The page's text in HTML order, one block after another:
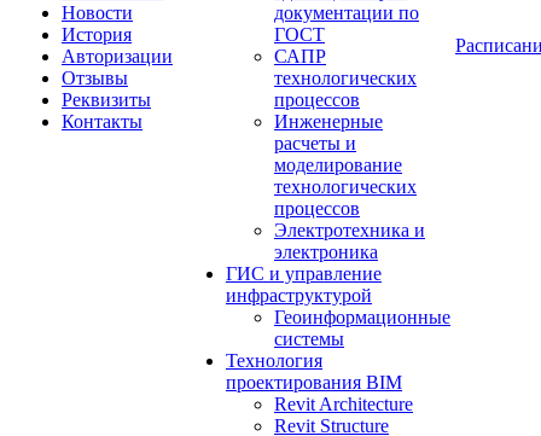
Новости
История
Авторизации
Отзывы
Реквизиты
Контакты
документации по
ГОСТ
САПР
технологических
процессов
Инженерные
расчеты и
моделирование
технологических
процессов
Электротехника и
электроника
ГИС и управление
инфраструктурой
Геоинформационные
системы
Технология
проектирования BIM
Revit Architecture
Revit Structure